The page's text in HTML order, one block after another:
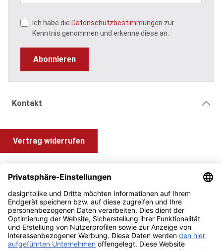
Ich habe die Datenschutzbestimmungen zur
Kenntnis genommen und erkenne diese an.
Abonnieren
Kontakt
Vertrag widerrufen
Information und Impressum
Zahlung & Versand